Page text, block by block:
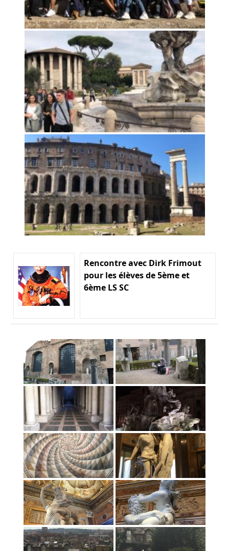
Rencontre avec Dirk Frimout
pour les élèves de 5ème et
6ème LS SC